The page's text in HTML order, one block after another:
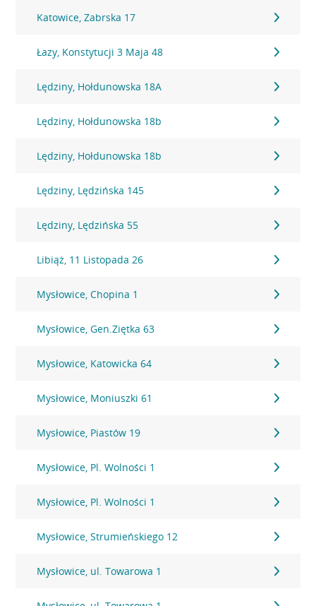
Katowice, Zabrska 17
Łazy, Konstytucji 3 Maja 48
Lędziny, Hołdunowska 18A
Lędziny, Hołdunowska 18b
Lędziny, Hołdunowska 18b
Lędziny, Lędzińska 145
Lędziny, Lędzińska 55
Libiąż, 11 Listopada 26
Mysłowice, Chopina 1
Mysłowice, Gen.Ziętka 63
Mysłowice, Katowicka 64
Mysłowice, Moniuszki 61
Mysłowice, Piastów 19
Mysłowice, Pl. Wolności 1
Mysłowice, Pl. Wolności 1
Mysłowice, Strumieńskiego 12
Mysłowice, ul. Towarowa 1